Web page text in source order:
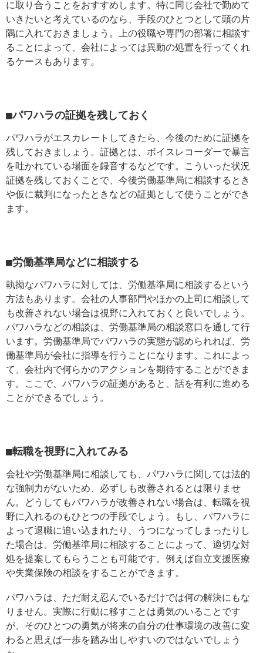
に取り合うことをおすすめします。特に同じ会社で勤めて
いきたいと考えているのなら、手段のひとつとして頭の片
隅に入れておきましょう。上の役職や専門の部署に相談す
ることによって、会社によっては異動の処置を行ってくれ
るケースもあります。
■パワハラの証拠を残しておく
パワハラがエスカレートしてきたら、今後のために証拠を
残しておきましょう。証拠とは、ボイスレコーダーで暴言
を吐かれている場面を録音するなどです。こういった状況
証拠を残しておくことで、今後労働基準局に相談するとき
や仮に裁判になったときなどの証拠として使うことができ
ます。
■労働基準局などに相談する
執拗なパワハラに対しては、労働基準局に相談するという
方法もあります。会社の人事部門やほかの上司に相談して
も改善されない場合は視野に入れておくと良いでしょう。
パワハラなどの相談は、労働基準局の相談窓口を通して行
います。労働基準局でパワハラの実態が認められれば、労
働基準局が会社に指導を行うことになります。これによっ
て、会社内で何らかのアクションを期待することができま
す。ここで、パワハラの証拠があると、話を有利に進める
ことができるでしょう。
■転職を視野に入れてみる
会社や労働基準局に相談しても、パワハラに関しては法的
な強制力がないため、必ずしも改善されるとは限りませ
ん。どうしてもパワハラが改善されない場合は、転職を視
野に入れるのもひとつの手段でしょう。もし、パワハラに
よって退職に追い込まれたり、うつになってしまったりし
た場合は、労働基準局に相談することによって、適切な対
処を提案してもらうことも可能です。例えば自立支援医療
や失業保険の相談をすることができます。
パワハラは、ただ耐え忍んでいるだけでは何の解決にもな
りません。実際に行動に移すことは勇気のいることです
が、そのひとつの勇気が将来の自分の仕事環境の改善に変
わると思えば一歩を踏み出しやすいのではないでしょう